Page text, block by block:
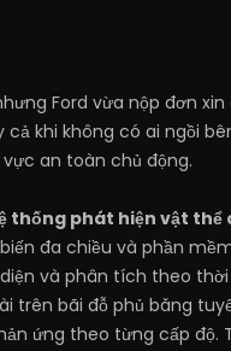
Ford vừa nộp đơn
khi không có ai ngồi
an toàn chủ động.
thống phát hiện vật thể
đa chiều và phần
và phân tích theo
trên bãi đỗ phủ băng
ứng theo từng cấp độ.